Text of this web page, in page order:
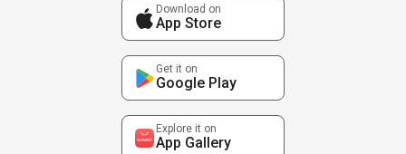
Download on
App Store
Get it on
Google Play
Explore it on
App Gallery